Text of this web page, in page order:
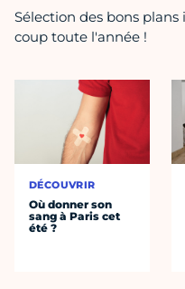
Sélection des bons
coup toute l'année !
DÉCOUVRIR
Où donner son
sang à Paris cet
été ?